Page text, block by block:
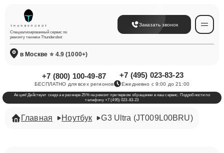
Специализированный сервис по
ремонту техники Thunderobot
Заказать звонок
в Москве ⭐ 4.9 (1000+)
+7 (800) 100-49-87
БЕСПЛАТНО для всех регионов
+7 (495) 023-83-23
Ежедневно с 9:00 до 21:00
Акция! Действует скидка в размере 25% на ремонт при первом обращении в наш сервис. Подробности по
телефону +7 (495) 023-83-23
Главная Ноутбук G3 Ultra (JT009L00BRU)